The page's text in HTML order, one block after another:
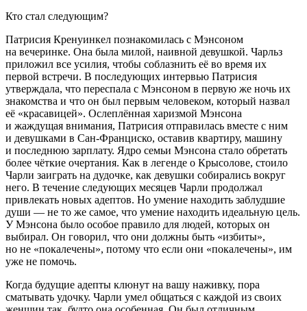
Кто стал следующим?
Патрисия Кренуинкел познакомилась с Мэнсоном
на вечеринке. Она была милой, наивной девушкой. Чарльз
приложил все усилия, чтобы соблазнить её во время их
первой встречи. В последующих интервью Патрисия
утверждала, что переспала с Мэнсоном в первую же ночь их
знакомства и что он был первым человеком, который назвал
её «красавицей». Ослеплённая харизмой Мэнсона
и жаждущая внимания, Патрисия отправилась вместе с ним
и девушками в Сан-Франциско, оставив квартиру, машину
и последнюю зарплату. Ядро семьи Мэнсона стало обретать
более чёткие очертания. Как в легенде о Крысолове, стоило
Чарли заиграть на дудочке, как девушки собирались вокруг
него. В течение следующих месяцев Чарли продолжал
привлекать новых адептов. Но умение находить заблудшие
души — не то же самое, что умение находить идеальную цель.
У Мэнсона было особое правило для людей, которых он
выбирал. Он говорил, что они должны быть «избиты»,
но не «покалечены», потому что если они «покалечены», им
уже не помочь.
Когда будущие адепты клюнут на вашу наживку, пора
сматывать удочку. Чарли умел общаться с каждой из своих